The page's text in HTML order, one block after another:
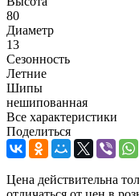
80
Диаметр
13
Сезонность
Летние
Шипы
нешипованная
Все характеристики
Поделиться
Цена действительна